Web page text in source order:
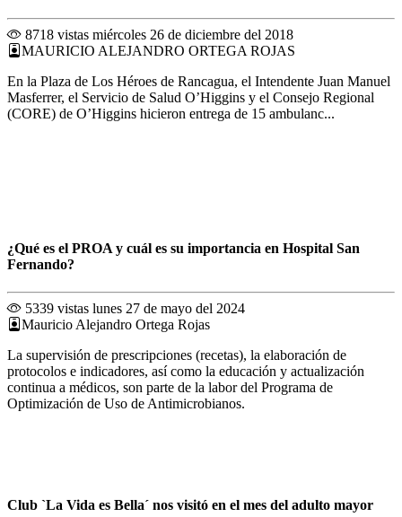
8718 vistas miércoles 26 de diciembre del 2018
MAURICIO ALEJANDRO ORTEGA ROJAS
En la Plaza de Los Héroes de Rancagua, el Intendente Juan Manuel
Masferrer, el Servicio de Salud O’Higgins y el Consejo Regional
(CORE) de O’Higgins hicieron entrega de 15 ambulanc...
¿Qué es el PROA y cuál es su importancia en Hospital San
Fernando?
5339 vistas lunes 27 de mayo del 2024
Mauricio Alejandro Ortega Rojas
La supervisión de prescripciones (recetas), la elaboración de
protocolos e indicadores, así como la educación y actualización
continua a médicos, son parte de la labor del Programa de
Optimización de Uso de Antimicrobianos.
Club `La Vida es Bella´ nos visitó en el mes del adulto mayor